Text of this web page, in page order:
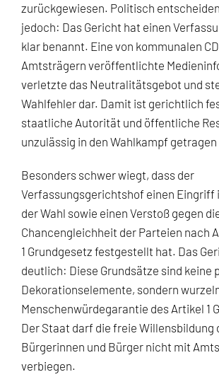
zurückgewiesen. Politisch
jedoch: Das Gericht hat einen
klar benannt. Eine von kommunalen
Amtsträgern veröffentlichte
verletzte das Neutralitätsgebot und
Wahlfehler dar. Damit ist gerichtlich
staatliche Autorität und öffentliche
unzulässig in den Wahlkampf
Besonders schwer wiegt, dass der
Verfassungsgerichtshof einen Eingriff
der Wahl sowie einen Verstoß gegen
Chancengleichheit der Parteien nach
1 Grundgesetz festgestellt hat. Das
deutlich: Diese Grundsätze sind keine
Dekorationselemente, sondern
Menschenwürdegarantie des Artikel 1
Der Staat darf die freie Willensbildung
Bürgerinnen und Bürger nicht mit
verbiegen.